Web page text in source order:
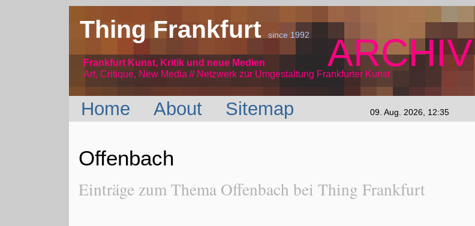
Thing Frankfurtsince 1992
Frankfurt Kunst, Kritik und neue Medien
Art, Critique, New Media // Netzwerk
ARCHIV
zur Umgestaltung Frankfurter Kunst
Home About Sitemap 09. Aug. 2026, 12:35
Offenbach
Einträge zum Thema Offenbach bei Thing Frankfurt